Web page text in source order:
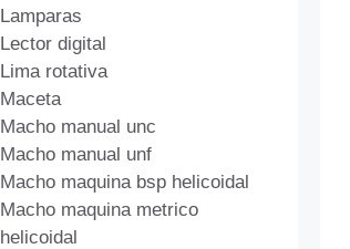
Lamparas
Lector digital
Lima rotativa
Maceta
Macho manual unc
Macho manual unf
Macho maquina bsp helicoidal
Macho maquina metrico
helicoidal